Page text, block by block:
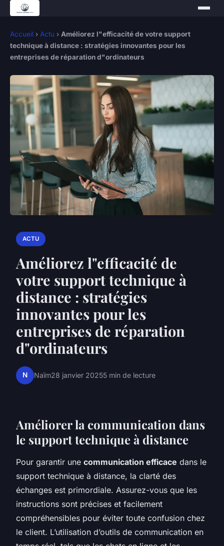
Accueil › Actu › Améliorez l"efficacité de votre support
technique à distance : stratégies innovantes pour les
entreprises de réparation d"ordinateurs
ACTU
Améliorez l"efficacité de
votre support technique à
distance : stratégies
innovantes pour les
entreprises de réparation
d"ordinateurs
N Naïm28 janvier 20255 min de lecture
Améliorer la communication dans
le support technique à distance
Pour garantir une communication efficace dans le
support technique à distance, la clarté des
échanges est primordiale. Assurez-vous que les
instructions sont précises et facilement
compréhensibles pour éviter toute confusion chez
le client. L’utilisation d’outils de communication en